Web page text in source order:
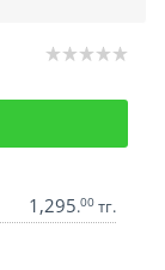
1,295.00 тг.